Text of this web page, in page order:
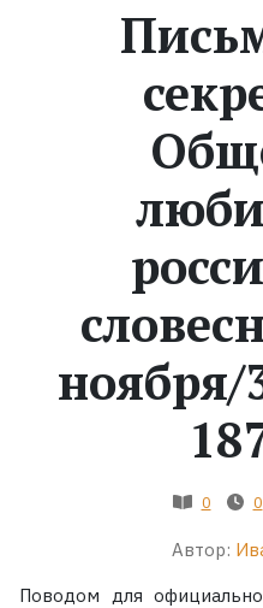
ноября/
0 0
Автор:
Поводом для